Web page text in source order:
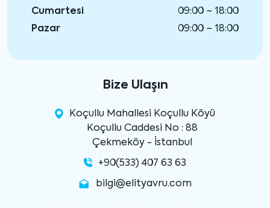
Cumartesi
09:00 ~ 18:00
Pazar
09:00 ~ 18:00
Bize Ulaşın
Koçullu Mahallesi Koçullu Köyü
Koçullu Caddesi No : 88
Çekmeköy - İstanbul
+90(533) 407 63 63
bilgi@elityavru.com